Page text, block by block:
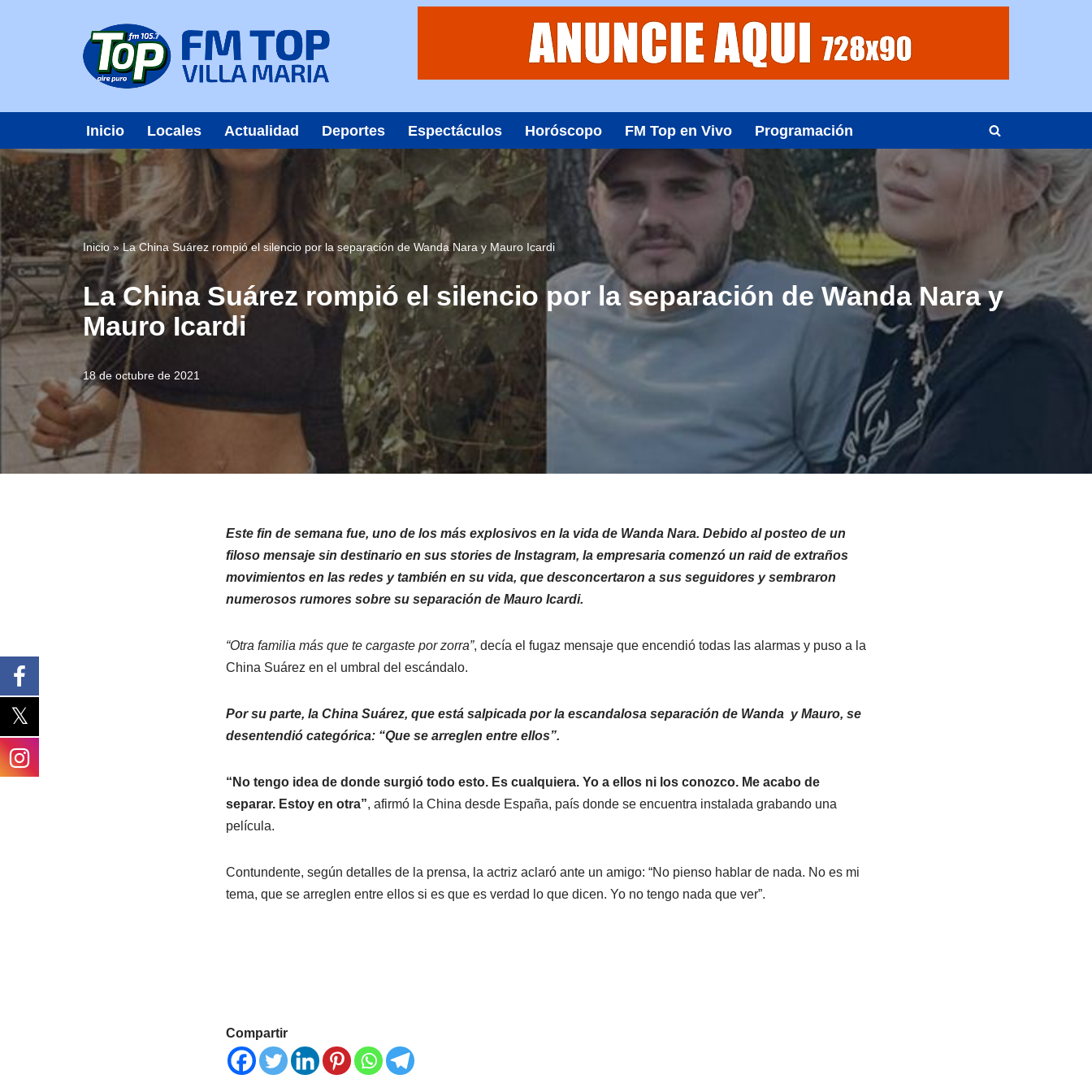
Inicio Locales Actualidad Deportes Espectáculos Horóscopo FM Top en Vivo Programación
Inicio»La China Suárez rompió el silencio por la separación de Wanda Nara y Mauro Icardi
La China Suárez rompió el silencio por la separación de Wanda Nara y
Mauro Icardi
18 de octubre de 2021
Este fin de semana fue, uno de los más explosivos en la vida de Wanda Nara. Debido al posteo de un
filoso mensaje sin destinario en sus stories de Instagram, la empresaria comenzó un raid de extraños
movimientos en las redes y también en su vida, que desconcertaron a sus seguidores y sembraron
numerosos rumores sobre su separación de Mauro Icardi.
“Otra familia más que te cargaste por zorra”, decía el fugaz mensaje que encendió todas las alarmas y puso a la
China Suárez en el umbral del escándalo.
Por su parte, la China Suárez, que está salpicada por la escandalosa separación de Wanda y Mauro, se
desentendió categórica: “Que se arreglen entre ellos”.
“No tengo idea de donde surgió todo esto. Es cualquiera. Yo a ellos ni los conozco. Me acabo de
separar. Estoy en otra”, afirmó la China desde España, país donde se encuentra instalada grabando una
película.
Contundente, según detalles de la prensa, la actriz aclaró ante un amigo: “No pienso hablar de nada. No es mi
tema, que se arreglen entre ellos si es que es verdad lo que dicen. Yo no tengo nada que ver”.
Compartir